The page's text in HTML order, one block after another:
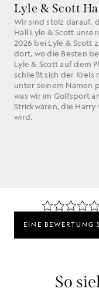
Lyle & Scott
Wir sind stolz darauf,
Hall Lyle & Scott
2026 bei Lyle & Scott
dort, wo die Besten
Lyle & Scott auf dem
schließt sich der Kreis
unter seinem Namen
was wir im Golfsport
Strickwaren, die
wird.
So